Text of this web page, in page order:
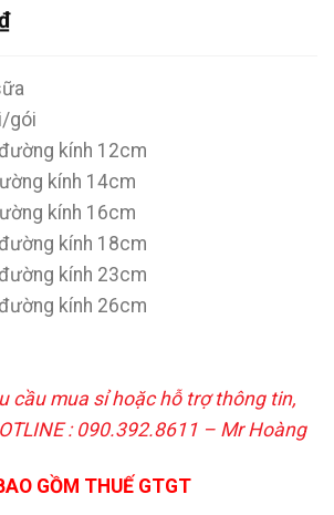
gói
kính 12cm
kính 14cm
kính 16cm
kính 18cm
kính 23cm
kính 26cm
cầu mua sỉ hoặc hỗ trợ thông tin,
: 090.392.8611 – Mr Hoàng
GỒM THUẾ GTGT